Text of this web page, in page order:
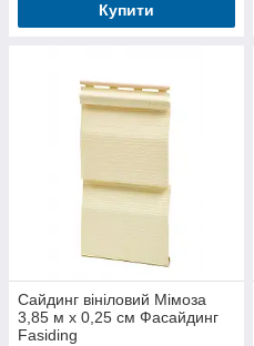
Купити
Сайдинг вініловий Мімоза
3,85 м х 0,25 см Фасайдинг
Fasiding